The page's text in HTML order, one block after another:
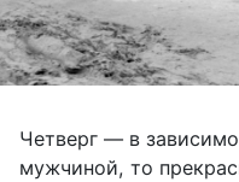
Четверг — в
мужчиной, то